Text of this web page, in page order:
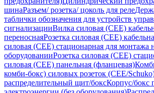
шинаРазъем/ розетка/ цоколь для реле
таблички обозначения для устройств
сигнализацииВилка силовая (CEE)
переноснаяРозетка силовая (CEE)
силовая (CEE) стационарная для монтажа
оборудованииРозетка силовая (CEE)
силовая (CEE) панельная (фланцевая)
комби-бокс) силовых розеток (CEE/
распределительный щит/боксКорпус/бокс